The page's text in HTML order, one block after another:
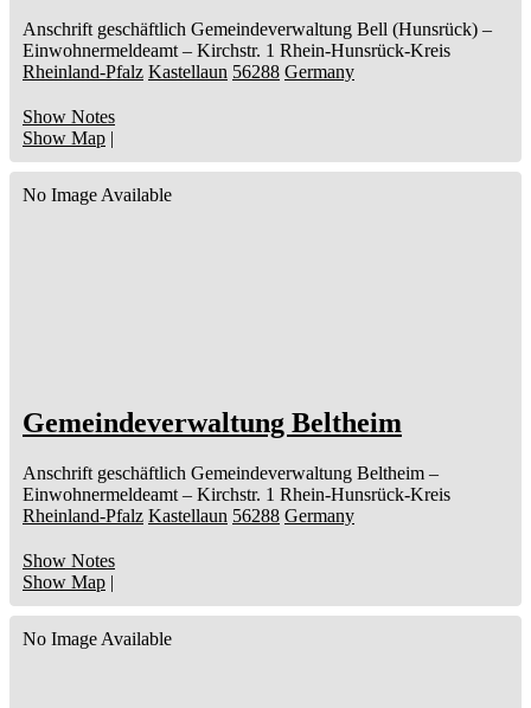
Anschrift geschäftlich Gemeindeverwaltung Bell (Hunsrück) –
Einwohnermeldeamt – Kirchstr. 1 Rhein-Hunsrück-Kreis
Rheinland-Pfalz Kastellaun 56288 Germany
Show Notes
Show Map |
No Image Available
Gemeindeverwaltung Beltheim
Anschrift geschäftlich Gemeindeverwaltung Beltheim –
Einwohnermeldeamt – Kirchstr. 1 Rhein-Hunsrück-Kreis
Rheinland-Pfalz Kastellaun 56288 Germany
Show Notes
Show Map |
No Image Available